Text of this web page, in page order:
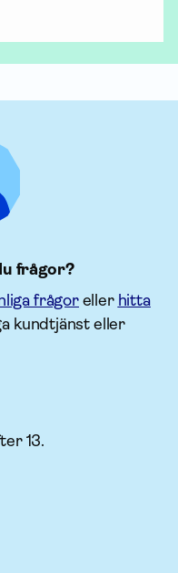
frågor?
frågoreller hitta
kundtjänst eller
13.